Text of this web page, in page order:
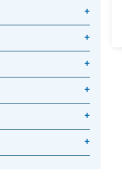
+
+
+
+
+
+